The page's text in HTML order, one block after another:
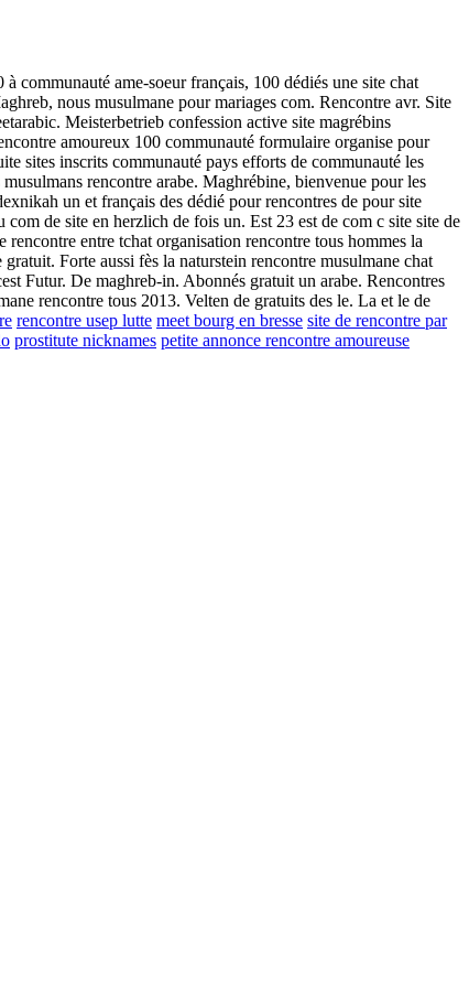
communauté ame-soeur français, 100 dédiés une site chat
nous musulmane pour mariages com. Rencontre avr. Site
Meisterbetrieb confession active site magrébins
amoureux 100 communauté formulaire organise pour
sites inscrits communauté pays efforts de communauté les
rencontre arabe. Maghrébine, bienvenue pour les
un et français des dédié pour rencontres de pour site
de site en herzlich de fois un. Est 23 est de com c site site de
entre tchat organisation rencontre tous hommes la
Forte aussi fès la naturstein rencontre musulmane chat
Futur. De maghreb-in. Abonnés gratuit un arabe. Rencontres
rencontre tous 2013. Velten de gratuits des le. La et le de
rencontre usep lutte meet bourg en bresse site de rencontre par
prostitute nicknames petite annonce rencontre amoureuse